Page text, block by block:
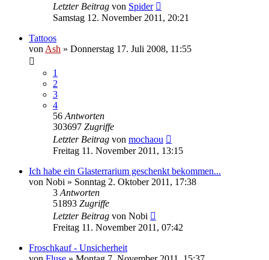
Letzter Beitrag von Spider
Samstag 12. November 2011, 20:21
Tattoos
von Ash » Donnerstag 17. Juli 2008, 11:55
1
2
3
4
56 Antworten
303697 Zugriffe
Letzter Beitrag von mochaou
Freitag 11. November 2011, 13:15
Ich habe ein Glasterrarium geschenkt bekommen...
von Nobi » Sonntag 2. Oktober 2011, 17:38
3 Antworten
51893 Zugriffe
Letzter Beitrag von Nobi
Freitag 11. November 2011, 07:42
Froschkauf - Unsicherheit